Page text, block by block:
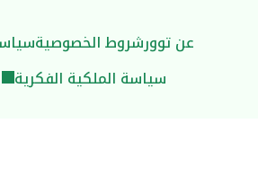
عن توورشروط الخصوصية
سياسة الملكية الفكرية